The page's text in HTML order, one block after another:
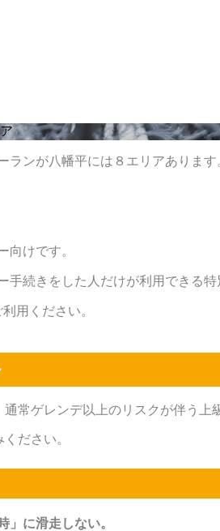
ンが八幡平には８エリアあります
向けです。
続きをした人だけが利用できる特
用ください。
常ゲレンデ以上のリスクが伴う上
ださい。
」に滑走しない。